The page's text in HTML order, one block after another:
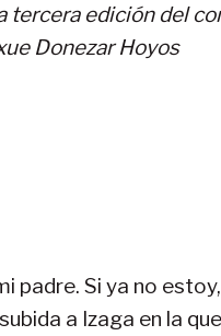
tercera edición del
Donezar Hoyos
padre. Si ya no
a Izaga en la